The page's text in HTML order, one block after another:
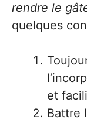
rendre le
quelques
et
Battre